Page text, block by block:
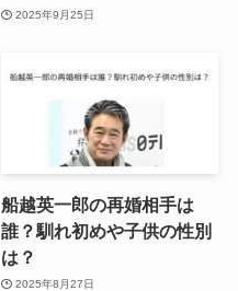
2025年9月25日
船越英一郎の再婚相手は
誰？馴れ初めや子供の性別
は？
2025年8月27日